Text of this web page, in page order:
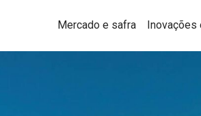
Mercado e safra Inovações